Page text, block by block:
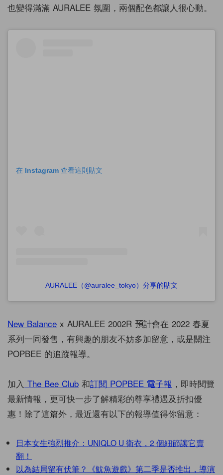
也變得滿滿 AURALEE 氛圍，兩個配色都讓人很心動。
在 Instagram 查看這則貼文
AURALEE（@auralee_tokyo）分享的貼文
New Balance x AURALEE 2002R 預計會在 2022 春夏
系列一同發售，有興趣的朋友不妨多加留意，或是關注
POPBEE 的追蹤報導。
加入 The Bee Club 和訂閱 POPBEE 電子報 ，即時閱覽
最新情報，更可快一步了解精彩的尊享禮遇及折扣優
惠！除了這篇外，最近還有以下的報導值得你留意：
日本女生強烈推介：UNIQLO U 衛衣，2 個細節讓它賣
翻！
以為結局留有伏筆？《魷魚遊戲》第二季是否推出，導演